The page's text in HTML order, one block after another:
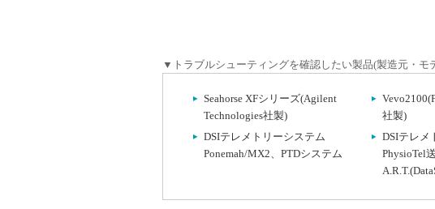
▼トラブルシューティングを確認したい製品(製造元・モ
Seahorse XFシリーズ(Agilent
Technologies社製)
社製)
DSIテレメトリーシステム
Ponemah/MX2、PTDシステム
DSIテレメ
PhysioTel